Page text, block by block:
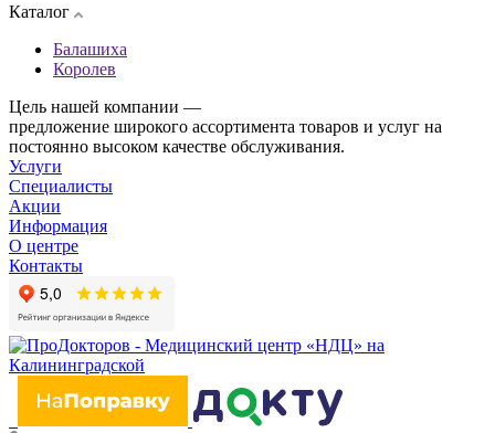
Каталог
Балашиха
Королев
Цель нашей компании —
предложение широкого ассортимента товаров и услуг на
постоянно высоком качестве обслуживания.
Услуги
Специалисты
Акции
Информация
О центре
Контакты